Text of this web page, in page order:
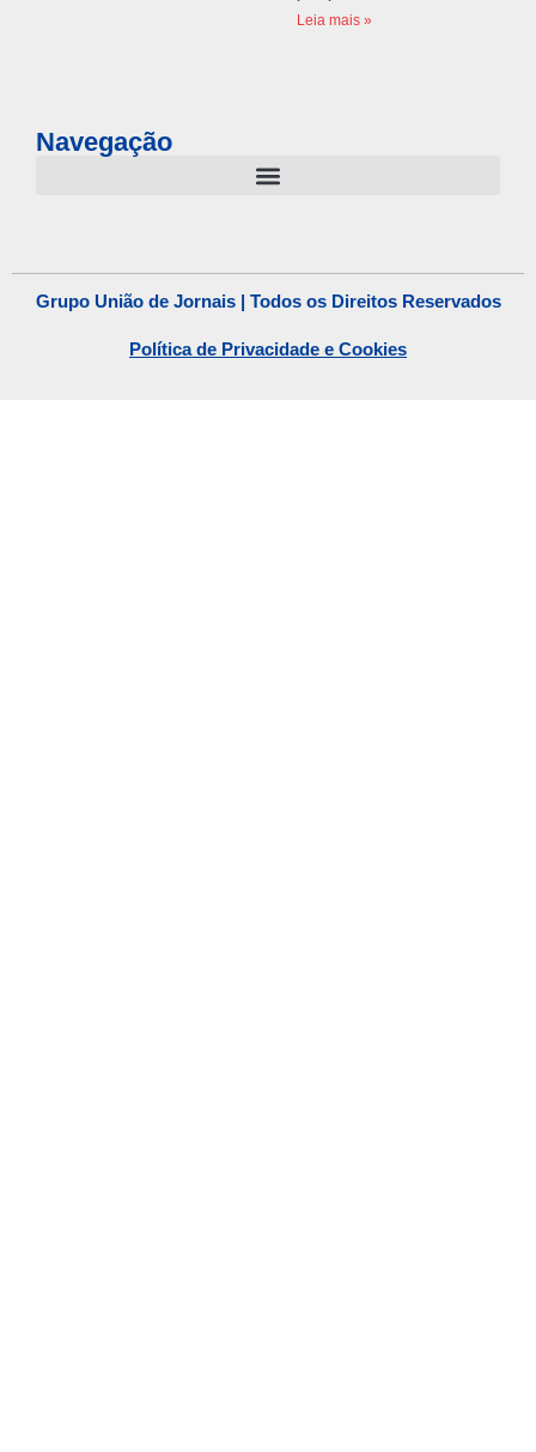
Leia mais »
Navegação
Grupo União de Jornais | Todos os Direitos Reservados
Política de Privacidade e Cookies